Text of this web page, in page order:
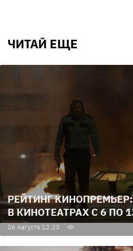
ЧИТАЙ ЕЩЕ
РЕЙТИНГ
В КИНОТЕАТРАХ С 6 ПО
06 Августа 12:23